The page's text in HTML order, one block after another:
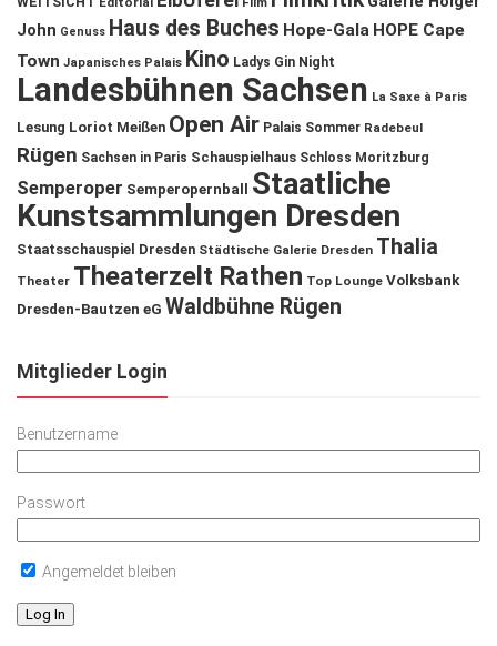
John Genuss Haus des Buches Hope-Gala HOPE Cape
Town Japanisches Palais Kino Ladys Gin Night
Landesbühnen Sachsen La Saxe à Paris
Lesung Loriot Meißen Open Air Palais Sommer Radebeul
Rügen Sachsen in Paris Schauspielhaus Schloss Moritzburg
Semperoper Semperopernball
Staatliche
Kunstsammlungen Dresden
Staatsschauspiel Dresden Städtische Galerie Dresden Thalia
Theater Theaterzelt Rathen Top Lounge Volksbank
Dresden-Bautzen eG Waldbühne Rügen
Mitglieder Login
Benutzername
Passwort
Angemeldet bleiben